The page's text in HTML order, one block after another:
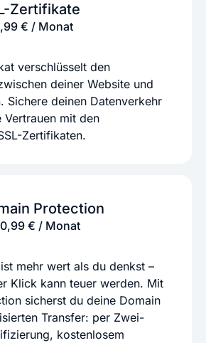
Zertifikate
€ / Monat
verschlüsselt den
deiner Website und
Sichere deinen Datenverkehr
mit den
Zertifikaten.
Protection
€ / Monat
mehr wert als du denkst –
Klick kann teuer werden. Mit
sicherst du deine Domain
Transfer: per Zwei-
kostenlosem